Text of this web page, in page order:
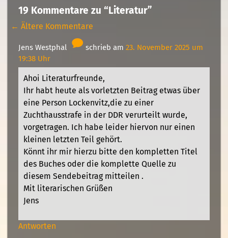
19 Kommentare zu “Literatur”
← Ältere Kommentare
Jens Westphal schrieb am 23. November 2025 um
19:38 Uhr
Ahoi Literaturfreunde,
Ihr habt heute als vorletzten Beitrag etwas über
eine Person Lockenvitz,die zu einer
Zuchthausstrafe in der DDR verurteilt wurde,
vorgetragen. Ich habe leider hiervon nur einen
kleinen letzten Teil gehört.
Könnt ihr mir hierzu bitte den kompletten Titel
des Buches oder die komplette Quelle zu
diesem Sendebeitrag mitteilen .
Mit literarischen Grüßen
Jens
Antworten